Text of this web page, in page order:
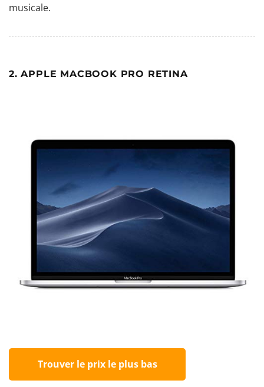
musicale.
2. APPLE MACBOOK PRO RETINA
Trouver le prix le plus bas